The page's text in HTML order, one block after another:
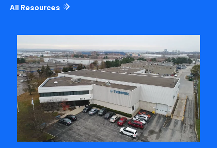
All Resources